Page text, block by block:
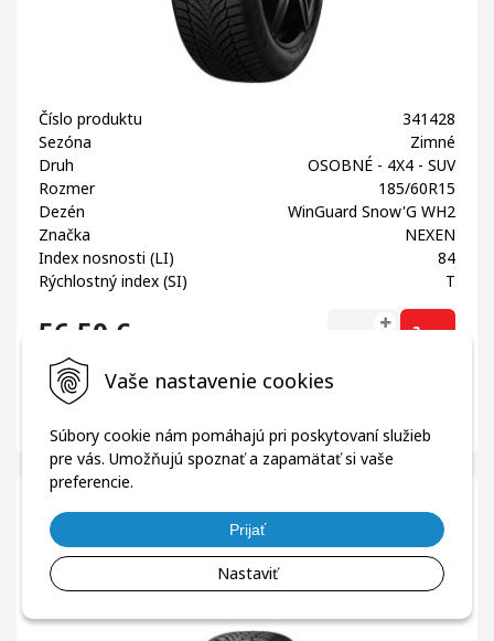
Vaše nastavenie cookies
Súbory cookie nám pomáhajú pri poskytovaní služieb
pre vás. Umožňujú spoznať a zapamätať si vaše
preferencie.
Prijať
Nastaviť
Číslo produktu
341428
Sezóna
Zimné
Druh
OSOBNÉ - 4X4 - SUV
Rozmer
185/60R15
Dezén
WinGuard Snow'G WH2
Značka
NEXEN
Index nosnosti (LI)
84
Rýchlostný index (SI)
T
56,50 €
45,93 €
Dodanie: info cez telefón
Porovnať
Pneumatiky
NEXEN 165/70R14 85T WINGUARD Snow'G